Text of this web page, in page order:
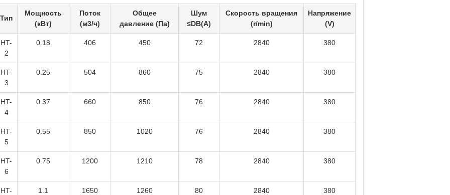
Тип
Мощность
(кВт)
Поток
(м3/ч)
Общее
давление (Па)
Шум
≤DB(A)
Скорость вращения
(r/min)
Напряжение
(V)
HT-
2
0.18 406 450 72 2840 380
HT-
3
0.25 504 860 75 2840 380
HT-
4
0.37 660 850 76 2840 380
HT-
5
0.55 850 1020 76 2840 380
HT-
6
0.75 1200 1210 78 2840 380
HT-
1.1 1650 1260 80 2840 380